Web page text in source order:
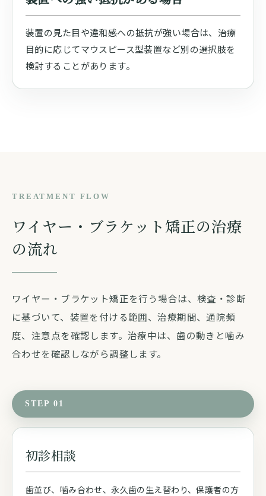
装置の見た目や違和感への抵抗が強い場合は、治療
目的に応じてマウスピース型装置など別の選択肢を
検討することがあります。
TREATMENT FLOW
ワイヤー・ブラケット矯正の治療
の流れ
ワイヤー・ブラケット矯正を行う場合は、検査・診断
に基づいて、装置を付ける範囲、治療期間、通院頻
度、注意点を確認します。治療中は、歯の動きと噛み
合わせを確認しながら調整します。
STEP 01
初診相談
歯並び、噛み合わせ、永久歯の生え替わり、保護者の方